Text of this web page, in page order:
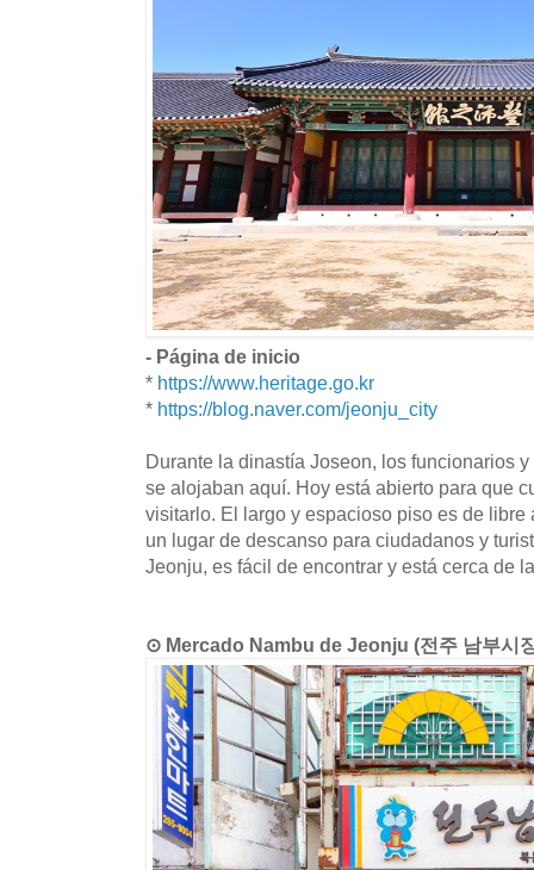
- Página de inicio
* https://www.heritage.go.kr
* https://blog.naver.com/jeonju_city
Durante la dinastía Joseon, los funcionarios
se alojaban aquí. Hoy está abierto para que
visitarlo. El largo y espacioso piso es de
un lugar de descanso para ciudadanos y
Jeonju, es fácil de encontrar y está cerca de
⊙ Mercado Nambu de Jeonju (전주 남부시